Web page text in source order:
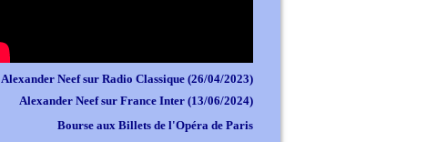
Alexander Neef sur Radio Classique (26/04/2023)
Alexander Neef sur France Inter (13/06/2024)
Bourse aux Billets de l'Opéra de Paris